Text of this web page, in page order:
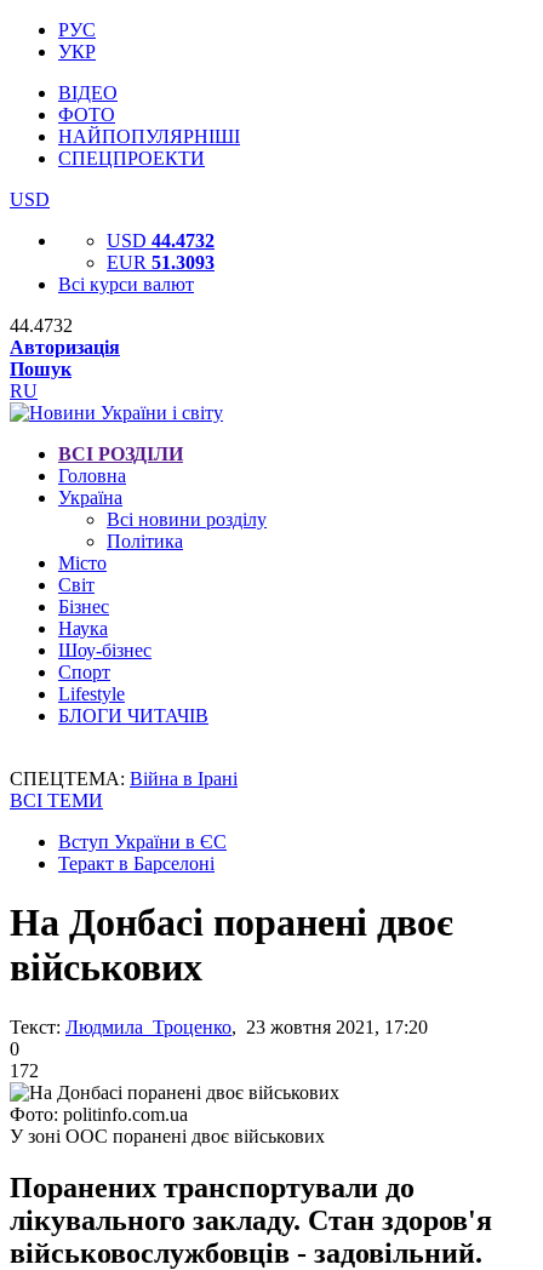
РУС
УКР
ВІДЕО
ФОТО
НАЙПОПУЛЯРНІШІ
СПЕЦПРОЕКТИ
USD
USD 44.4732
EUR 51.3093
Всі курси валют
44.4732
Авторизація
Пошук
RU
ВСІ РОЗДІЛИ
Головна
Україна
Всі новини розділу
Політика
Місто
Світ
Бізнес
Наука
Шоу-бізнес
Спорт
Lifestyle
БЛОГИ ЧИТАЧІВ
СПЕЦТЕМА: Війна в Ірані
ВСІ ТЕМИ
Вступ України в ЄС
Теракт в Барселоні
На Донбасі поранені двоє
військових
Текст: Людмила Троценко, 23 жовтня 2021, 17:20
0
172
Фото: politinfo.com.ua
У зоні ООС поранені двоє військових
Поранених транспортували до
лікувального закладу. Стан здоров'я
військовослужбовців - задовільний.